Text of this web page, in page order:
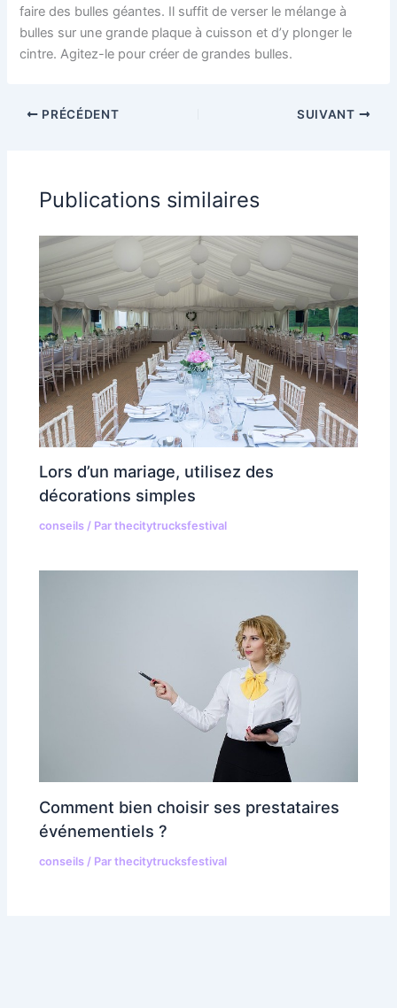
faire des bulles géantes. Il suffit de verser le mélange à
bulles sur une grande plaque à cuisson et d’y plonger le
cintre. Agitez-le pour créer de grandes bulles.
PRÉCÉDENT SUIVANT
Publications similaires
Lors d’un mariage, utilisez des
décorations simples
conseils / Parthecitytrucksfestival
Comment bien choisir ses prestataires
événementiels ?
conseils / Parthecitytrucksfestival